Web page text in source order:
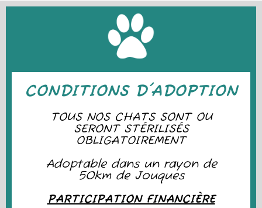
CONDITIONS D'ADOPTION
TOUS NOS CHATS SONT OU
SERONT STÉRILISÉS
OBLIGATOIREMENT
Adoptable dans un rayon de
50km de Jouques
PARTICIPATION FINANCIÈRE